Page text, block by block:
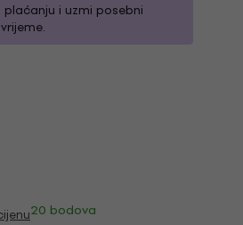
plaćanju i uzmi posebni
20 bodova